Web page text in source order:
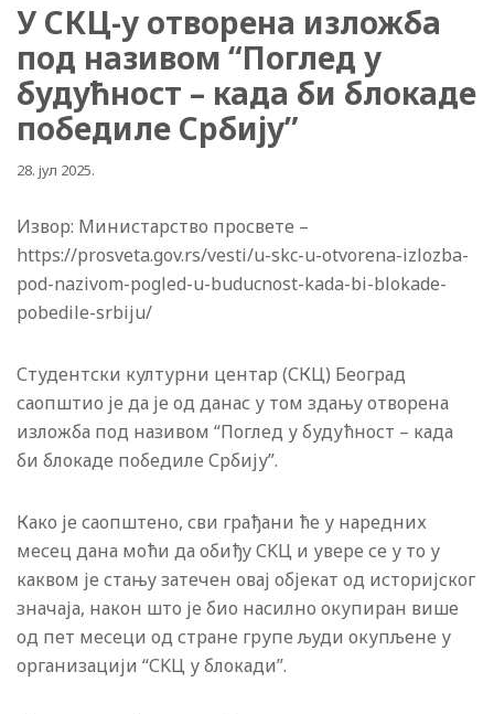
У СКЦ-у отворена изложба
под називом “Поглед у
будућност – када би блокаде
победиле Србију”
28. јул 2025.
Извор: Министарство просвете –
https://prosveta.gov.rs/vesti/u-skc-u-otvorena-izlozba-
pod-nazivom-pogled-u-buducnost-kada-bi-blokade-
pobedile-srbiju/
Студентски културни центар (СКЦ) Београд
саопштио је да је од данас у том здању отворена
изложба под називом “Поглед у будућност – када
би блокаде победиле Србију”.
Како је саопштено, сви грађани ће у наредних
месец дана моћи да обиђу СKЦ и увере се у то у
каквом је стању затечен овај објекат од историјског
значаја, након што је био насилно окупиран више
од пет месеци од стране групе људи окупљене у
организацији “СKЦ у блокади”.